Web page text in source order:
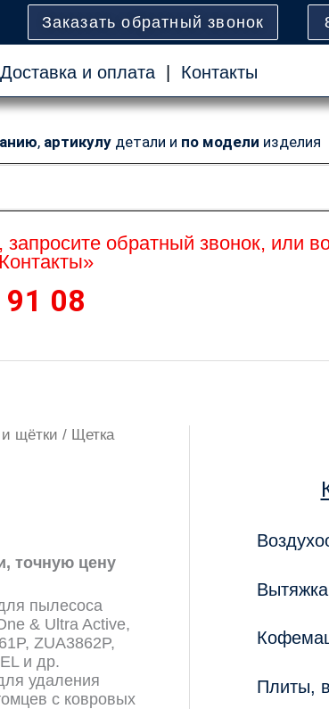
Заказать обратный звонок
Доставка и оплата| Контакты
, артикулу детали и по модели изделия
обратный звонок, или
08
щётки / Щетка
точную цену
пылесоса
& Ultra Active,
ZUA3862P,
и др.
удаления
с ковровых
Вытяжка
Плиты,